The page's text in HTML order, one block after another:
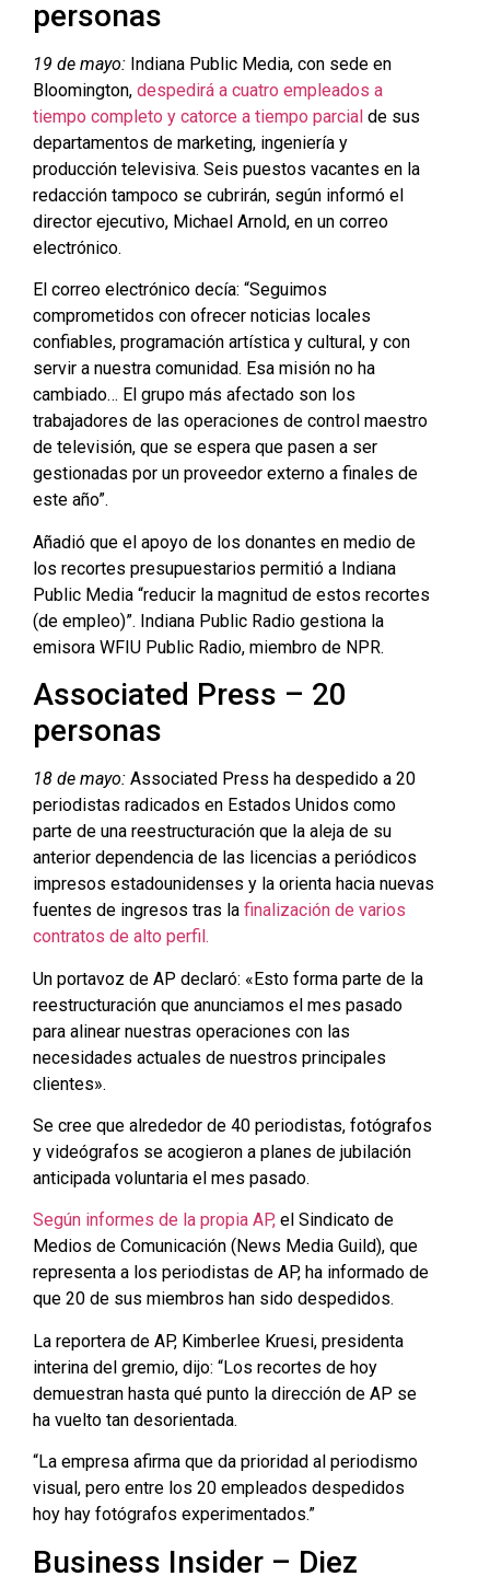
personas
19 de mayo: Indiana Public Media, con sede en
Bloomington, despedirá a cuatro empleados a
tiempo completo y catorce a tiempo parcial de sus
departamentos de marketing, ingeniería y
producción televisiva. Seis puestos vacantes en la
redacción tampoco se cubrirán, según informó el
director ejecutivo, Michael Arnold, en un correo
electrónico.
El correo electrónico decía: “Seguimos
comprometidos con ofrecer noticias locales
confiables, programación artística y cultural, y con
servir a nuestra comunidad. Esa misión no ha
cambiado… El grupo más afectado son los
trabajadores de las operaciones de control maestro
de televisión, que se espera que pasen a ser
gestionadas por un proveedor externo a finales de
este año”.
Añadió que el apoyo de los donantes en medio de
los recortes presupuestarios permitió a Indiana
Public Media “reducir la magnitud de estos recortes
(de empleo)”. Indiana Public Radio gestiona la
emisora ​​WFIU Public Radio, miembro de NPR.
Associated Press – 20
personas
18 de mayo: Associated Press ha despedido a 20
periodistas radicados en Estados Unidos como
parte de una reestructuración que la aleja de su
anterior dependencia de las licencias a periódicos
impresos estadounidenses y la orienta hacia nuevas
fuentes de ingresos tras la finalización de varios
contratos de alto perfil.
Un portavoz de AP declaró: «Esto forma parte de la
reestructuración que anunciamos el mes pasado
para alinear nuestras operaciones con las
necesidades actuales de nuestros principales
clientes».
Se cree que alrededor de 40 periodistas, fotógrafos
y videógrafos se acogieron a planes de jubilación
anticipada voluntaria el mes pasado.
Según informes de la propia AP, el Sindicato de
Medios de Comunicación (News Media Guild), que
representa a los periodistas de AP, ha informado de
que 20 de sus miembros han sido despedidos.
La reportera de AP, Kimberlee Kruesi, presidenta
interina del gremio, dijo: “Los recortes de hoy
demuestran hasta qué punto la dirección de AP se
ha vuelto tan desorientada.
“La empresa afirma que da prioridad al periodismo
visual, pero entre los 20 empleados despedidos
hoy hay fotógrafos experimentados.”
Business Insider – Diez